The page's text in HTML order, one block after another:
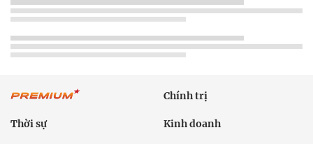
Chính trị
Thời sự Kinh doanh